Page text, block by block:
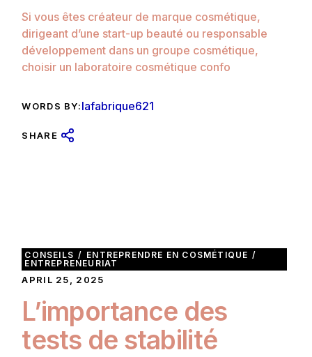
Si vous êtes créateur de marque cosmétique,
dirigeant d’une start-up beauté ou responsable
développement dans un groupe cosmétique,
choisir un laboratoire cosmétique confo
WORDS BY:lafabrique621
SHARE
CONSEILS
ENTREPRENDRE EN COSMÉTIQUE
ENTREPRENEURIAT
APRIL 25, 2025
L’importance des
tests de stabilité